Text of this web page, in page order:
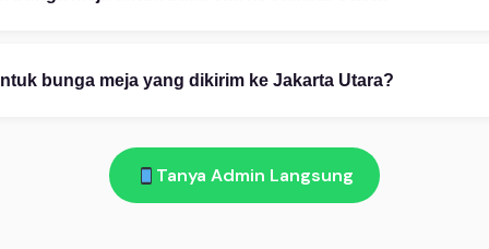
Pilih desain dari katalog atau custom. (3) Konfirmasi
bunga meja yang dikirim ke Jakarta Utara?
bunga dengan cold packaging khusus agar tetap segar selama
Jabodetabek.
Tanya Admin Langsung